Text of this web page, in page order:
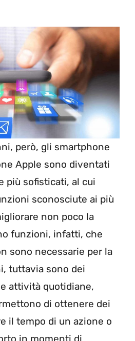
però, gli smartphone
Apple sono diventati
più sofisticati, al cui
sconosciute ai più
non poco la
funzioni, infatti, che
sono necessarie per la
tuttavia sono dei
attività quotidiane,
di ottenere dei
il tempo di un azione o